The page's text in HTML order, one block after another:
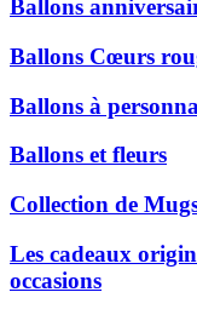
Ballons
Ballons Cœurs
Ballons à
Ballons et fleurs
Collection de
Les cadeaux
occasions